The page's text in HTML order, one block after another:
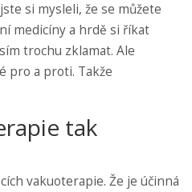
si mysleli, že se můžete
medicíny a hrdě si říkat
trochu zklamat. Ale
pro a proti. Takže
tak
vakuoterapie. Že je účinná